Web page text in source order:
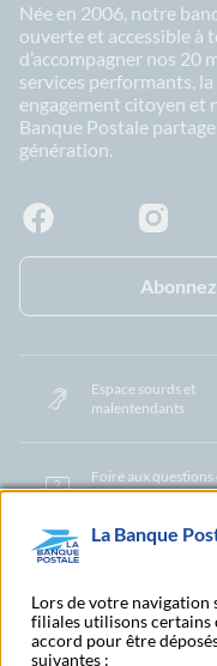
Née en 2006, notre
ouverte et accessible à
d’accompagner nos 20
services performants,
engagement citoyen et
Banque Postale
génération.
Espace sourds et
malentendants
Foire aux questions
centre d'aide
Protection des Données
CookiesGestion
Contestation et
La Banque
Lors de votre navigation
filiales utilisons certains
accord pour être
suivantes :